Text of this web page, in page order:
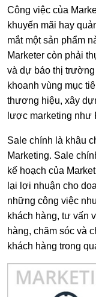
Công việc của
khuyến mãi hay
mắt một sản phẩm
Marketer còn phải
và dự báo thị
khoanh vùng mục
thương hiệu, xây
lược marketing như
Sale chính là khâu
Marketing. Sale
kế hoạch của
lại lợi nhuận cho
những công việc
khách hàng, tư vấn
hàng, chăm sóc và
khách hàng trong